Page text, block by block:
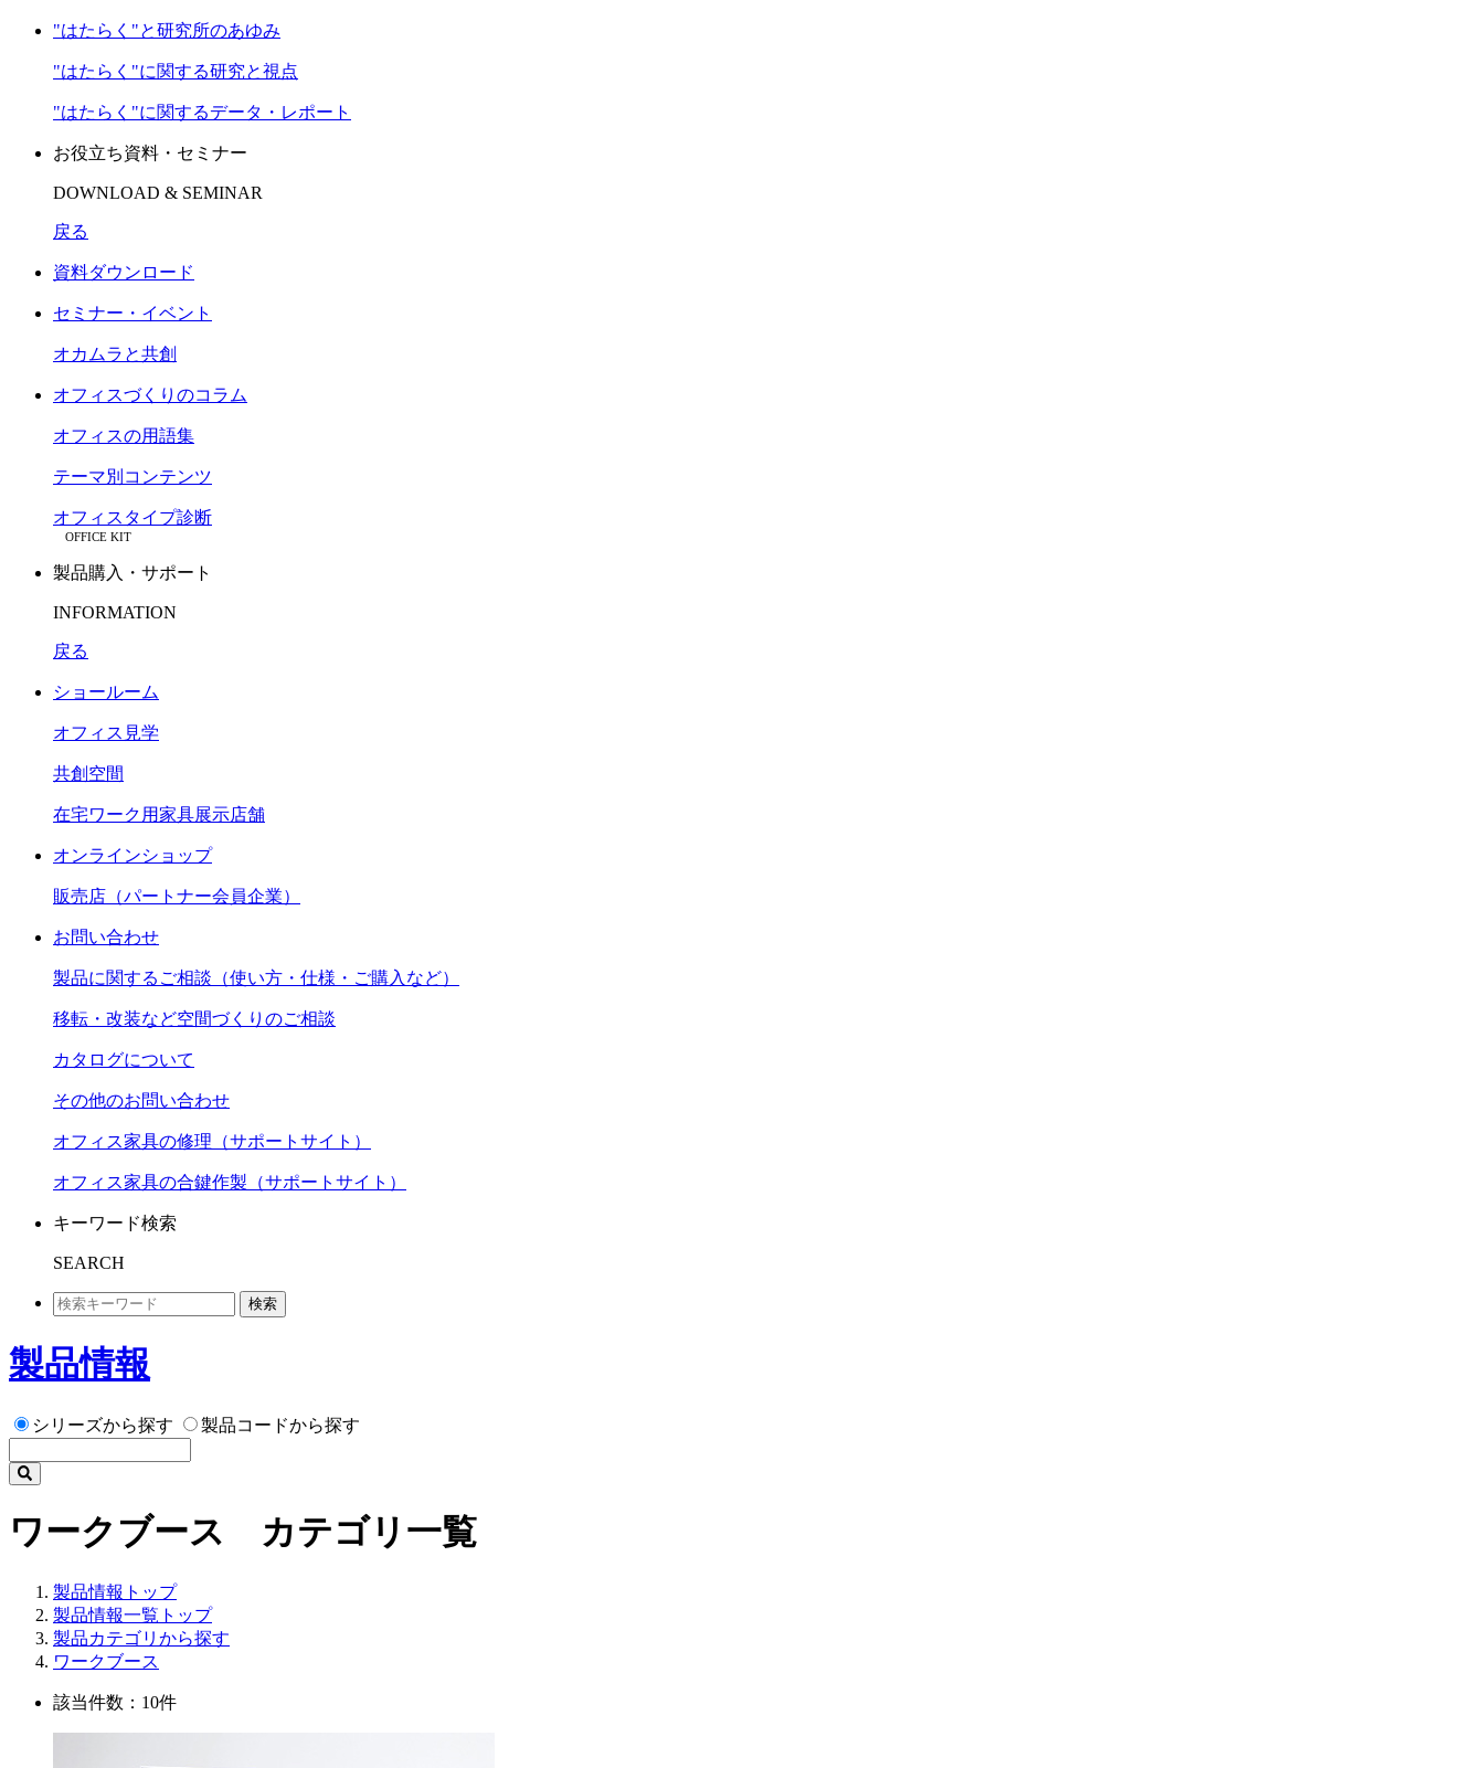
"はたらく"と研究所のあゆみ
"はたらく"に関する研究と視点
"はたらく"に関するデータ・レポート
お役立ち資料・セミナー
DOWNLOAD & SEMINAR
戻る
資料ダウンロード
セミナー・イベント
オカムラと共創
オフィスづくりのコラム
オフィスの用語集
テーマ別コンテンツ
オフィスタイプ診断
OFFICE KIT
製品購入・サポート
INFORMATION
戻る
ショールーム
オフィス見学
共創空間
在宅ワーク用家具展示店舗
オンラインショップ
販売店（パートナー会員企業）
お問い合わせ
製品に関するご相談（使い方・仕様・ご購入など）
移転・改装など空間づくりのご相談
カタログについて
その他のお問い合わせ
オフィス家具の修理（サポートサイト）
オフィス家具の合鍵作製（サポートサイト）
キーワード検索
SEARCH
検索
製品情報
シリーズから探す 製品コードから探す
ワークブース カテゴリ一覧
製品情報トップ
製品情報一覧トップ
製品カテゴリから探す
ワークブース
該当件数：10件